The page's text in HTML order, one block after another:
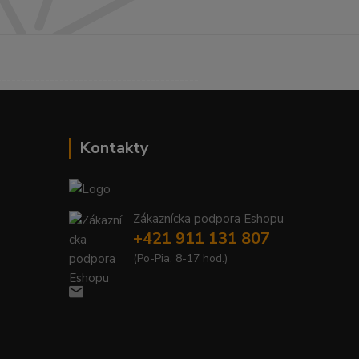
Kontakty
Zákaznícka podpora Eshopu
+421 911 131 807
(Po-Pia, 8-17 hod.)